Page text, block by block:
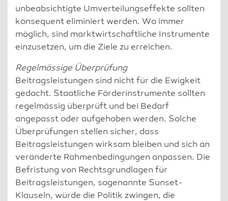
unbeabsichtigte Umverteilungseffekte sollten
konsequent eliminiert werden. Wo immer
möglich, sind marktwirtschaftliche Instrumente
einzusetzen, um die Ziele zu erreichen.
Regelmässige Überprüfung
Beitragsleistungen sind nicht für die Ewigkeit
gedacht. Staatliche Förderinstrumente sollten
regelmässig überprüft und bei Bedarf
angepasst oder aufgehoben werden. Solche
Überprüfungen stellen sicher, dass
Beitragsleistungen wirksam bleiben und sich an
veränderte Rahmenbedingungen anpassen. Die
Befristung von Rechtsgrundlagen für
Beitragsleistungen, sogenannte Sunset-
Klauseln, würde die Politik zwingen, die